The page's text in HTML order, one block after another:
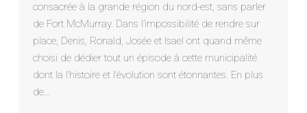
consacrée à la grande région du nord-est, sans parler
de Fort McMurray. Dans l’impossibilité de rendre sur
place, Denis, Ronald, Josée et Isael ont quand même
choisi de dédier tout un épisode à cette municipalité
dont la l’histoire et l’évolution sont étonnantes. En plus
de…